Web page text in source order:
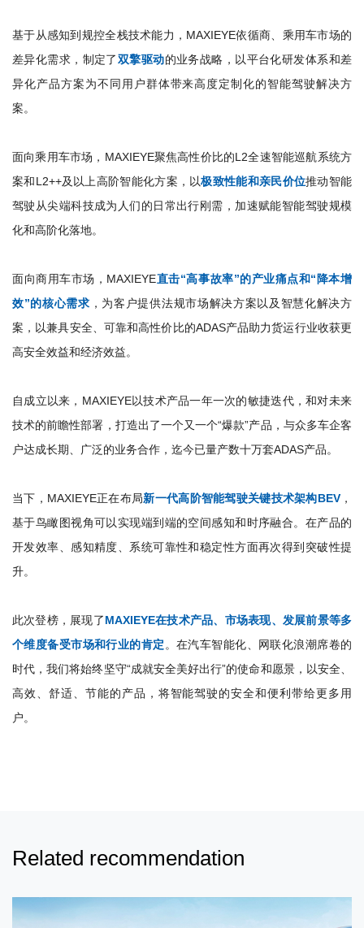
基于从感知到规控全栈技术能力，MAXIEYE依循商、乘用车市场的
差异化需求，制定了双擎驱动的业务战略，以平台化研发体系和差
异化产品方案为不同用户群体带来高度定制化的智能驾驶解决方
案。
面向乘用车市场，MAXIEYE聚焦高性价比的L2全速智能巡航系统方
案和L2++及以上高阶智能化方案，以极致性能和亲民价位推动智能
驾驶从尖端科技成为人们的日常出行刚需，加速赋能智能驾驶规模
化和高阶化落地。
面向商用车市场，MAXIEYE直击“高事故率”的产业痛点和“降本增
效”的核心需求 ，为客户提供法规市场解决方案以及智慧化解决方
案，以兼具安全、可靠和高性价比的ADAS产品助力货运行业收获更
高安全效益和经济效益。
自成立以来，MAXIEYE以技术产品一年一次的敏捷迭代，和对未来
技术的前瞻性部署，打造出了一个又一个“爆款”产品，与众多车企客
户达成长期、广泛的业务合作，迄今已量产数十万套ADAS产品。
当下，MAXIEYE正在布局新一代高阶智能驾驶关键技术架构BEV，
基于鸟瞰图视角可以实现端到端的空间感知和时序融合。在产品的
开发效率、感知精度、系统可靠性和稳定性方面再次得到突破性提
升。
此次登榜，展现了MAXIEYE在技术产品、市场表现、发展前景等多
个维度备受市场和行业的肯定 。在汽车智能化、网联化浪潮席卷的
时代，我们将始终坚守“成就安全美好出行”的使命和愿景，以安全、
高效、舒适、节能的产品，将智能驾驶的安全和便利带给更多用
户。
Related recommendation